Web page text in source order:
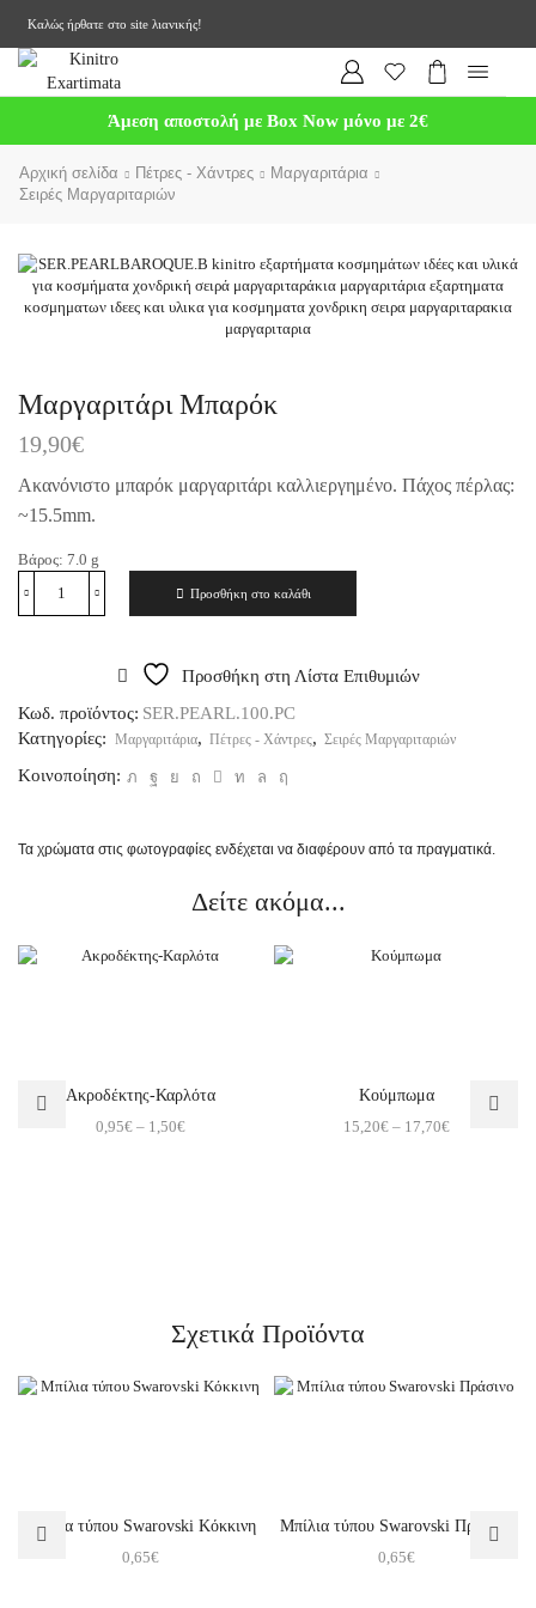
Καλώς ήρθατε στο site λιανικής!
Άμεση αποστολή με Box Now μόνο με 2€
Αρχική σελίδα Πέτρες - Χάντρες
Μαργαριτάρια
Σειρές Μαργαριταριών
Μαργαριτάρι Μπαρόκ
19,90€
Ακανόνιστο μπαρόκ μαργαριτάρι καλλιεργημένο. Πάχος πέρλας:
~15.5mm.
Βάρος: 7.0 g
Προσθήκη στο καλάθι
Προσθήκη στη Λίστα Επιθυμιών
Κωδ. προϊόντος: SER.PEARL.100.PC
Κατηγορίες: Μαργαριτάρια, Πέτρες - Χάντρες, Σειρές Μαργαριταριών
Κοινοποίηση:
Τα χρώματα στις φωτογραφίες ενδέχεται να διαφέρουν από τα πραγματικά.
Δείτε ακόμα...
Ακροδέκτης-Καρλότα
0,95€ – 1,50€
Κούμπωμα
15,20€ – 17,70€
Σχετικά Προϊόντα
Μπίλια τύπου Swarovski Κόκκινη
0,65€
Μπίλια τύπου Swarovski Πράσινο
0,65€